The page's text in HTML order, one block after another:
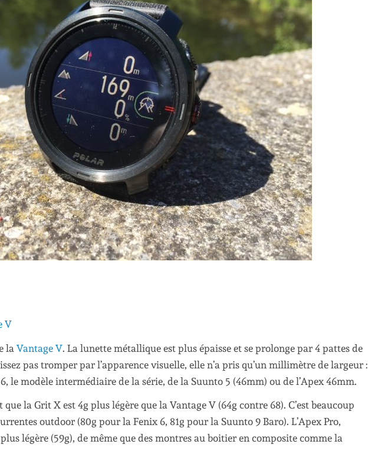
V
la Vantage V. La lunette métallique est plus épaisse et se prolonge par 4 pattes de
pas tromper par l’apparence visuelle, elle n’a pris qu’un millimètre de largeur :
le modèle intermédiaire de la série, de la Suunto 5 (46mm) ou de l’Apex 46mm.
la Grit X est 4g plus légère que la Vantage V (64g contre 68). C’est beaucoup
outdoor (80g pour la Fenix 6, 81g pour la Suunto 9 Baro). L’Apex Pro,
légère (59g), de même que des montres au boitier en composite comme la